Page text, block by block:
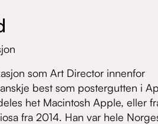
som Art Director innenfor
best som postergutten i
het Macintosh Apple, eller
fra 2014. Han var hele